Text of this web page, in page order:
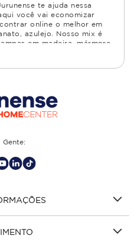
te ajuda nessa
você vai economizar
online o melhor em
azulejo. Nosso mix é
em madeira, mármore,
muito mais Confira as
Gente: